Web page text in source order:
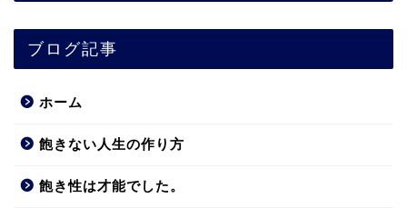
ブログ記事
ホーム
飽きない人生の作り方
飽き性は才能でした。